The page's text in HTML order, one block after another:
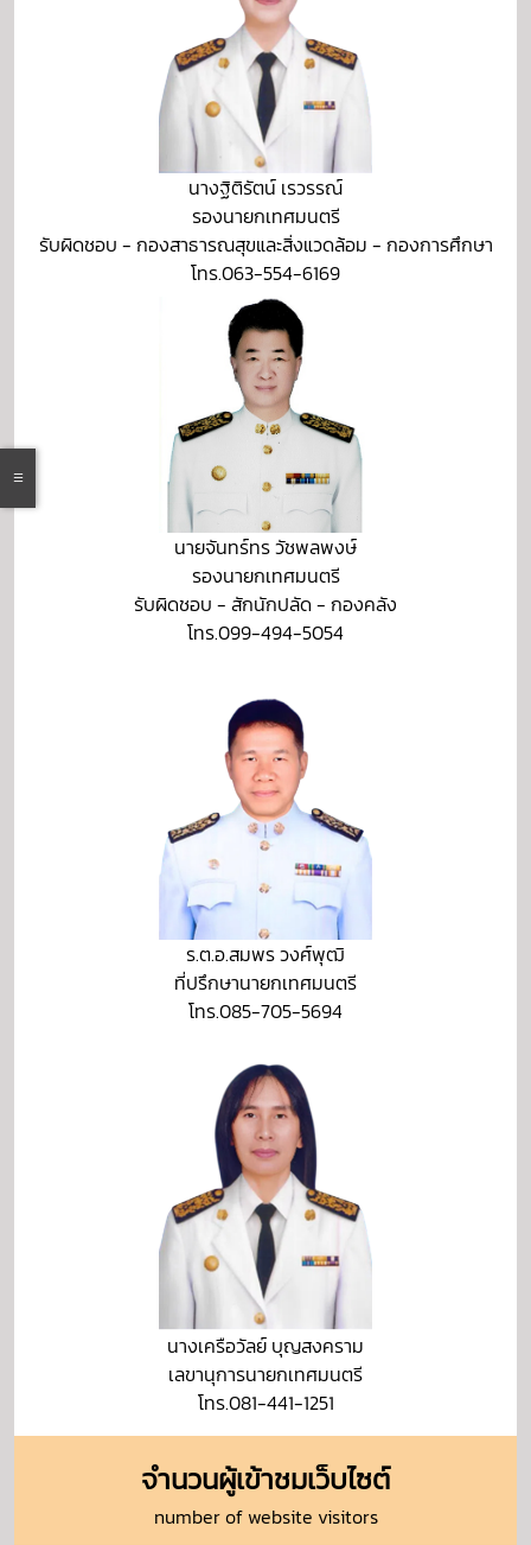
นางฐิติรัตน์ เรวรรณ์
รองนายกเทศมนตรี
รับผิดชอบ - กองสาธารณสุขและสิ่งแวดล้อม - กองการศึกษา
โทร.063-554-6169
นายจันทร์ทร วัชพลพงษ์
รองนายกเทศมนตรี
รับผิดชอบ - สักนักปลัด - กองคลัง
โทร.099-494-5054
ร.ต.อ.สมพร วงศ์พุฒิ
ที่ปรึกษานายกเทศมนตรี
โทร.085-705-5694
นางเครือวัลย์ บุญสงคราม
เลขานุการนายกเทศมนตรี
โทร.081-441-1251
จำนวนผู้เข้าชมเว็บไซต์
number of website visitors